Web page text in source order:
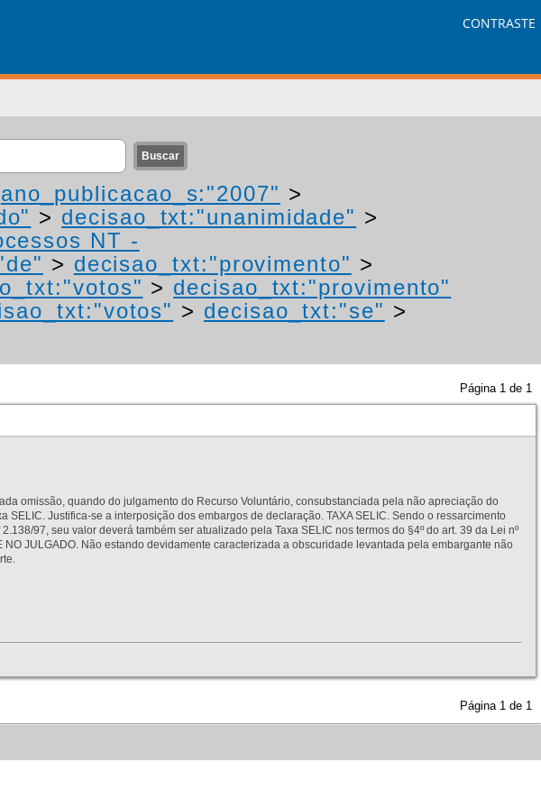
CONTRASTE
ano_publicacao_s:"2007" >
> decisao_txt:"unanimidade" >
NT -
> decisao_txt:"provimento" >
> decisao_txt:"provimento"
> decisao_txt:"se" >
Página 1 de 1
omissão, quando do julgamento do Recurso Voluntário, consubstanciada pela não apreciação do
Justifica-se a interposição dos embargos de declaração. TAXA SELIC. Sendo o ressarcimento
97, seu valor deverá também ser atualizado pela Taxa SELIC nos termos do §4º do art. 39 da Lei nº
JULGADO. Não estando devidamente caracterizada a obscuridade levantada pela embargante não
Página 1 de 1